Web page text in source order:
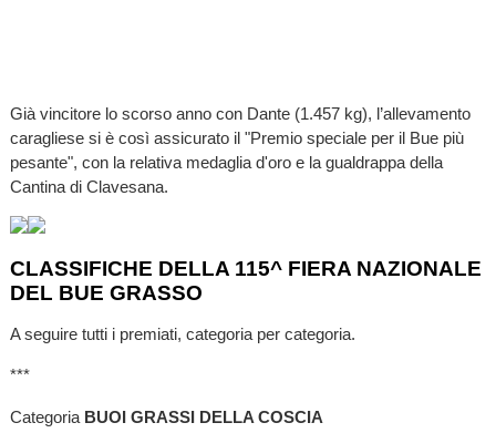
Già vincitore lo scorso anno con Dante (1.457 kg), l’allevamento
caragliese si è così assicurato il "Premio speciale per il Bue più
pesante", con la relativa medaglia d'oro e la gualdrappa della
Cantina di Clavesana.
CLASSIFICHE DELLA 115^ FIERA NAZIONALE
DEL BUE GRASSO
A seguire tutti i premiati, categoria per categoria.
***
Categoria BUOI GRASSI DELLA COSCIA